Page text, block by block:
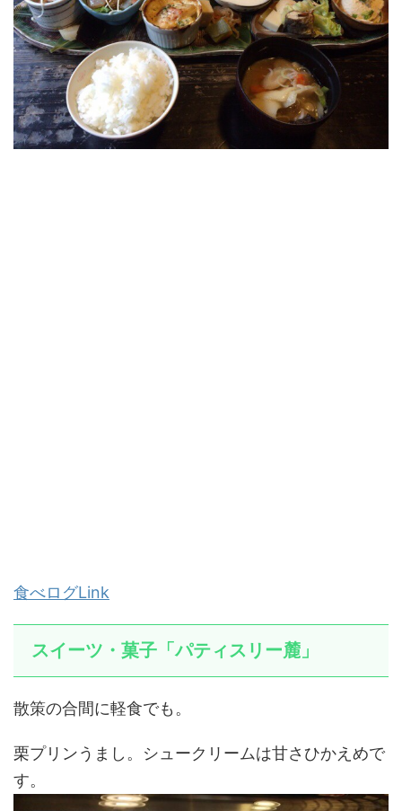
食べログLink
スイーツ・菓子「パティスリー麓」
散策の合間に軽食でも。
栗プリンうまし。シュークリームは甘さひかえめで
す。